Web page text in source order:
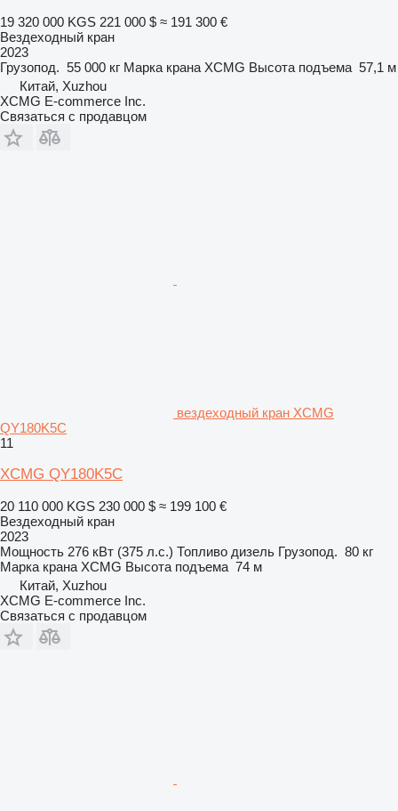
19 320 000 KGS 221 000 $ ≈ 191 300 €
Вездеходный кран
2023
Грузопод. 55 000 кг Марка крана XCMG Высота подъема 57,1 м
Китай, Xuzhou
XCMG E-commerce Inc.
Связаться с продавцом
вездеходный кран XCMG
QY180K5C
11
XCMG QY180K5C
20 110 000 KGS 230 000 $ ≈ 199 100 €
Вездеходный кран
2023
Мощность 276 кВт (375 л.с.) Топливо дизель Грузопод. 80 кг
Марка крана XCMG Высота подъема 74 м
Китай, Xuzhou
XCMG E-commerce Inc.
Связаться с продавцом